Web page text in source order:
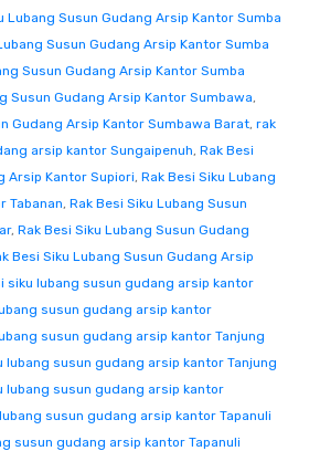
Lubang Susun Gudang Arsip Kantor Sumba
Susun Gudang Arsip Kantor Sumba
Susun Gudang Arsip Kantor Sumba
Susun Gudang Arsip Kantor Sumbawa,
Gudang Arsip Kantor Sumbawa Barat, rak
arsip kantor Sungaipenuh, Rak Besi
Arsip Kantor Supiori, Rak Besi Siku Lubang
Tabanan, Rak Besi Siku Lubang Susun
, Rak Besi Siku Lubang Susun Gudang
Besi Siku Lubang Susun Gudang Arsip
siku lubang susun gudang arsip kantor
susun gudang arsip kantor
susun gudang arsip kantor Tanjung
lubang susun gudang arsip kantor Tanjung
lubang susun gudang arsip kantor
susun gudang arsip kantor Tapanuli
susun gudang arsip kantor Tapanuli